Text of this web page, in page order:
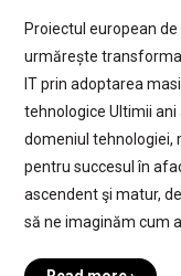
Proiectul european
urmărește
IT prin adoptarea
tehnologice Ultimii
domeniul tehnologiei,
pentru succesul în
ascendent şi matur,
să ne imaginăm cum